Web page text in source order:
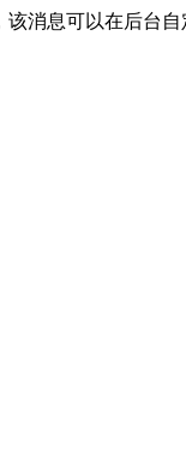
该消息可以在后台自